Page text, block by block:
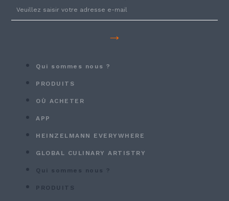
→
Qui sommes nous ?
PRODUITS
OÙ ACHETER
APP
HEINZELMANN EVERYWHERE
GLOBAL CULINARY ARTISTRY
Qui sommes nous ?
PRODUITS